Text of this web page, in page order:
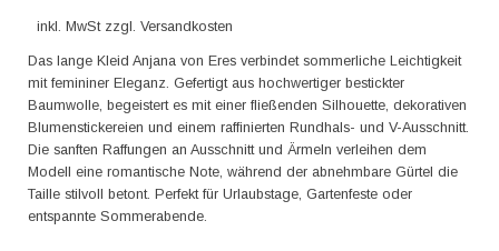
inkl. MwSt zzgl. Versandkosten
Das lange Kleid Anjana von Eres verbindet sommerliche Leichtigkeit
mit femininer Eleganz. Gefertigt aus hochwertiger bestickter
Baumwolle, begeistert es mit einer fließenden Silhouette, dekorativen
Blumenstickereien und einem raffinierten Rundhals- und V-Ausschnitt.
Die sanften Raffungen an Ausschnitt und Ärmeln verleihen dem
Modell eine romantische Note, während der abnehmbare Gürtel die
Taille stilvoll betont. Perfekt für Urlaubstage, Gartenfeste oder
entspannte Sommerabende.